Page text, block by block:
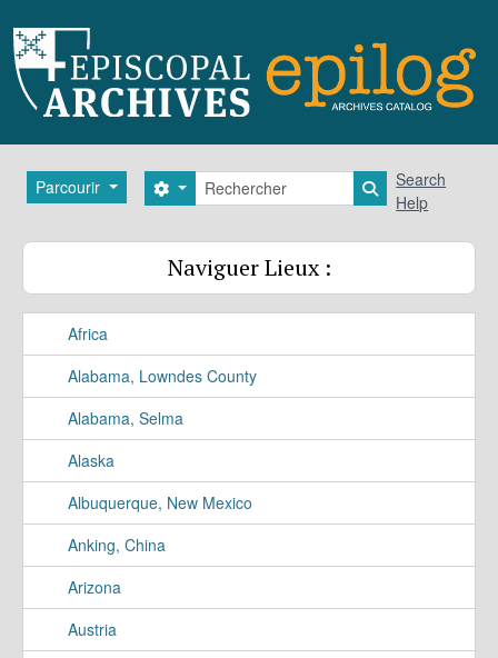
Parcourir Rechercher
Search options Search in
Search
Help
Naviguer Lieux :
Africa
Alabama, Lowndes County
Alabama, Selma
Alaska
Albuquerque, New Mexico
Anking, China
Arizona
Austria